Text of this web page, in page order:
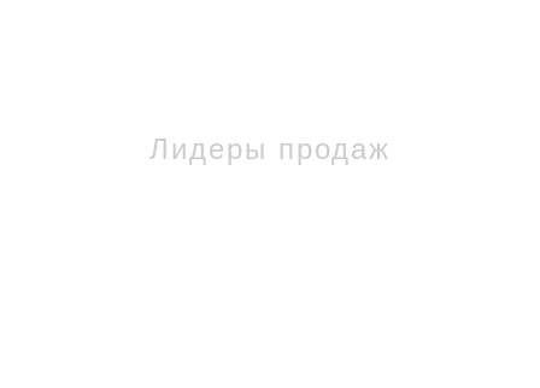
Лидеры продаж